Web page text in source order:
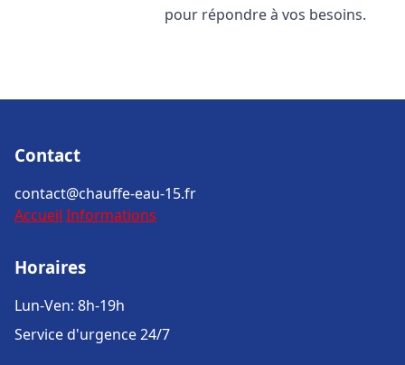
pour répondre à vos besoins.
Contact
contact@chauffe-eau-15.fr
Accueil Informations
Horaires
Lun-Ven: 8h-19h
Service d'urgence 24/7